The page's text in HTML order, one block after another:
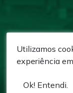
Utilizamos
experiência
Ok! Entendi.